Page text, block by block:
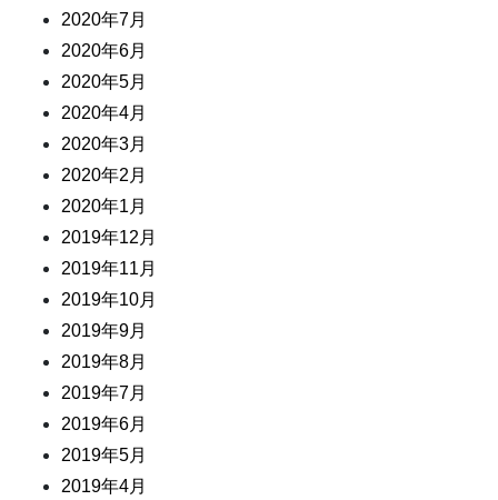
2020年7月
2020年6月
2020年5月
2020年4月
2020年3月
2020年2月
2020年1月
2019年12月
2019年11月
2019年10月
2019年9月
2019年8月
2019年7月
2019年6月
2019年5月
2019年4月